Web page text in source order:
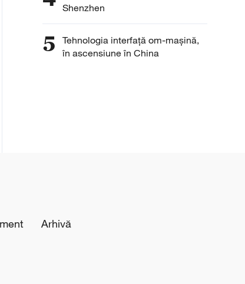
Shenzhen
5
Tehnologia interfață om-mașină,
în ascensiune în China
Arhivă